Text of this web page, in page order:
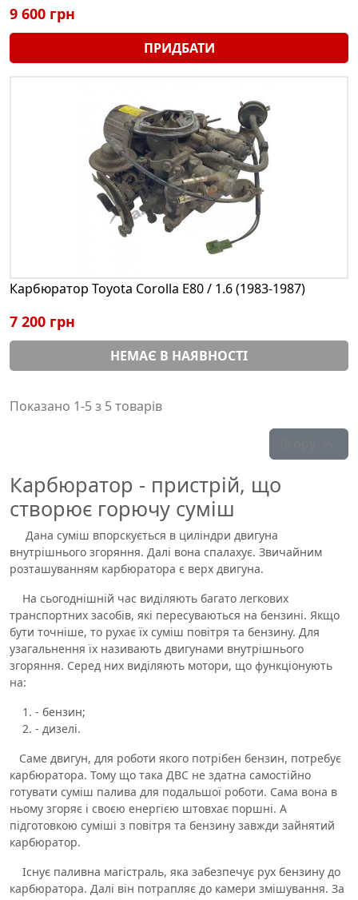
9 600 грн
ПРИДБАТИ
Карбюратор Toyota Corolla E80 / 1.6 (1983-1987)
7 200 грн
НЕМАЄ В НАЯВНОСТІ
Показано 1-5 з 5 товарів
Карбюратор - пристрій, що
створює горючу суміш
Дана суміш впорскується в циліндри двигуна
внутрішнього згоряння. Далі вона спалахує. Звичайним
розташуванням карбюратора є верх двигуна.
На сьогоднішній час виділяють багато легкових
транспортних засобів, які пересуваються на бензині. Якщо
бути точніше, то рухає їх суміш повітря та бензину. Для
узагальнення їх називають двигунами внутрішнього
згоряння. Серед них виділяють мотори, що функціонують
на:
- бензин;
- дизелі.
Саме двигун, для роботи якого потрібен бензин, потребує
карбюратора. Тому що така ДВС не здатна самостійно
готувати суміш палива для подальшої роботи. Сама вона в
ньому згоряє і своєю енергією штовхає поршні. А
підготовкою суміші з повітря та бензину завжди зайнятий
карбюратор.
Існує паливна магістраль, яка забезпечує рух бензину до
карбюратора. Далі він потрапляє до камери змішування. За